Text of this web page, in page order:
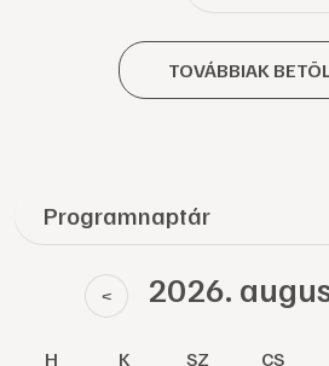
TOVÁBBIAK
Programnaptár
< 2026.
H K SZ CS